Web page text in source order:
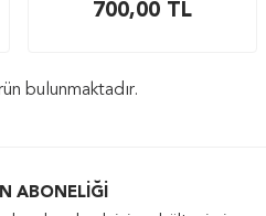
700,00 TL
bulunmaktadır.
ABONELIĞI